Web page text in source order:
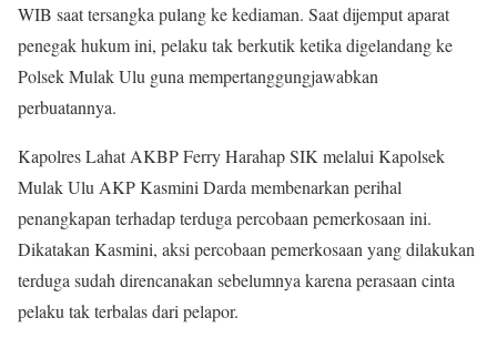
WIB saat tersangka pulang ke kediaman. Saat dijemput aparat
penegak hukum ini, pelaku tak berkutik ketika digelandang ke
Polsek Mulak Ulu guna mempertanggungjawabkan
perbuatannya.
Kapolres Lahat AKBP Ferry Harahap SIK melalui Kapolsek
Mulak Ulu AKP Kasmini Darda membenarkan perihal
penangkapan terhadap terduga percobaan pemerkosaan ini.
Dikatakan Kasmini, aksi percobaan pemerkosaan yang dilakukan
terduga sudah direncanakan sebelumnya karena perasaan cinta
pelaku tak terbalas dari pelapor.